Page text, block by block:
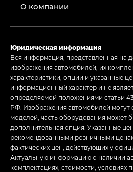
О компании
Юридическая информация
Вся информация, представленная на
изображения автомобилей, их
характеристики, опции и указанные
информационный характер и не
определяемой положениями статьи
РФ. Изображения автомобилей могут
моделей, часть оборудования может
дополнительная опция. Указанные
рекомендованными розничными
фактических цен, действующих у
Актуальную информацию о наличии
комплектациях, стоимости, условиях